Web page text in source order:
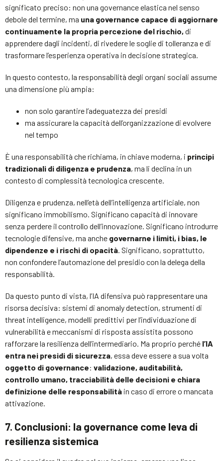
significato preciso: non una governance elastica nel senso
debole del termine, ma una governance capace di aggiornare
continuamente la propria percezione del rischio, di
apprendere dagli incidenti, di rivedere le soglie di tolleranza e di
trasformare l’esperienza operativa in decisione strategica.
In questo contesto, la responsabilità degli organi sociali assume
una dimensione più ampia:
non solo garantire l’adeguatezza dei presidi
ma assicurare la capacità dell’organizzazione di evolvere
nel tempo
È una responsabilità che richiama, in chiave moderna, i principi
tradizionali di diligenza e prudenza, ma li declina in un
contesto di complessità tecnologica crescente.
Diligenza e prudenza, nell’età dell’intelligenza artificiale, non
significano immobilismo. Significano capacità di innovare
senza perdere il controllo dell’innovazione. Significano introdurre
tecnologie difensive, ma anche governarne i limiti, i bias, le
dipendenze e i rischi di opacità. Significano, soprattutto,
non confondere l’automazione del presidio con la delega della
responsabilità.
Da questo punto di vista, l’IA difensiva può rappresentare una
risorsa decisiva: sistemi di anomaly detection, strumenti di
threat intelligence, modelli predittivi per l’individuazione di
vulnerabilità e meccanismi di risposta assistita possono
rafforzare la resilienza dell’intermediario. Ma proprio perché l’IA
entra nei presidi di sicurezza, essa deve essere a sua volta
oggetto di governance: validazione, auditabilità,
controllo umano, tracciabilità delle decisioni e chiara
definizione delle responsabilità in caso di errore o mancata
attivazione.
7. Conclusioni: la governance come leva di
resilienza sistemica